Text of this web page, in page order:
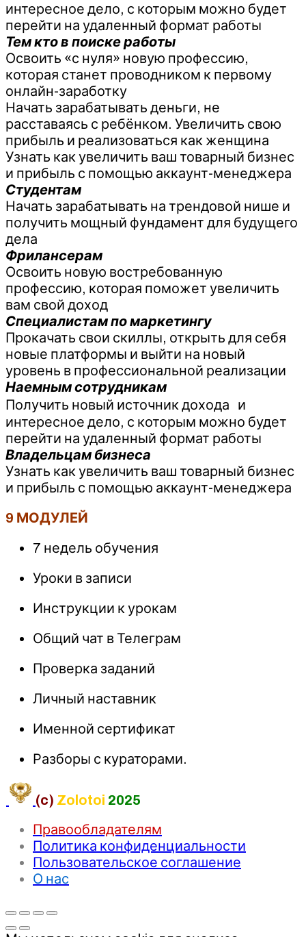
интересное дело, с которым можно будет
перейти на удаленный формат работы
Тем кто в поиске работы
Освоить «с нуля» новую профессию,
которая станет проводником к первому
онлайн-заработку
Начать зарабатывать деньги, не
расставаясь с ребёнком. Увеличить свою
прибыль и реализоваться как женщина
Узнать как увеличить ваш товарный бизнес
и прибыль с помощью аккаунт-менеджера
Студентам
Начать зарабатывать на трендовой нише и
получить мощный фундамент для будущего
дела
Фрилансерам
Освоить новую востребованную
профессию, которая поможет увеличить
вам свой доход
Специалистам по маркетингу
Прокачать свои скиллы, открыть для себя
новые платформы и выйти на новый
уровень в профессиональной реализации
Наемным сотрудникам
Получить новый источник дохода и
интересное дело, с которым можно будет
перейти на удаленный формат работы
Владельцам бизнеса
Узнать как увеличить ваш товарный бизнес
и прибыль с помощью аккаунт-менеджера
9 МОДУЛЕЙ
7 недель обучения
Уроки в записи
Инструкции к урокам
Общий чат в Телеграм
Проверка заданий
Личный наставник
Именной сертификат
Разборы с кураторами.
(c) Zolotoi 2025
Правообладателям
Политика конфиденциальности
Пользовательское соглашение
О нас